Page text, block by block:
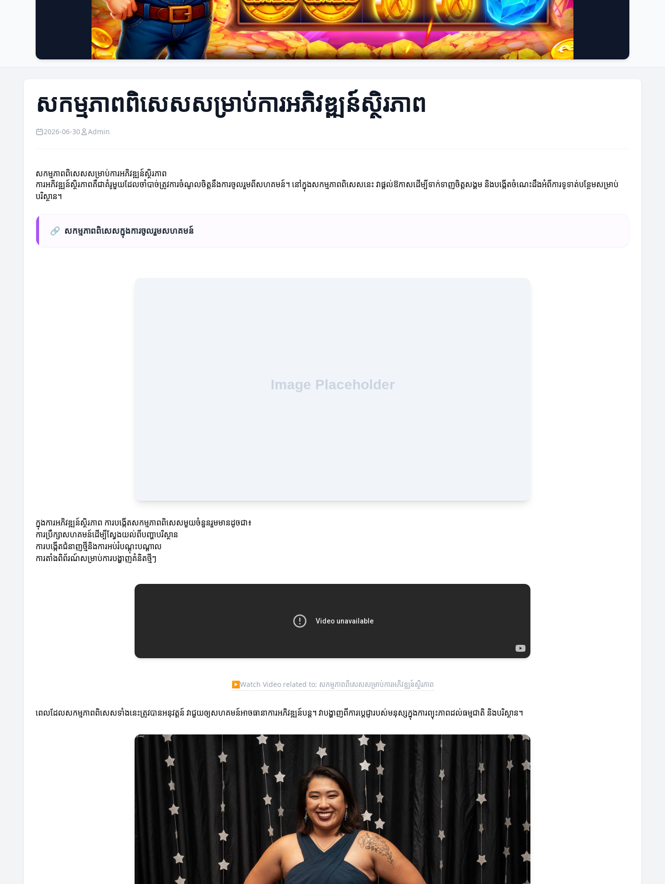
សកម្មភាពពិសេសសម្រាប់ការអភិវឌ្ឍន៍ស្ថិរភាព
2026-06-30 Admin
សកម្មភាពពិសេសសម្រាប់ការអភិវឌ្ឍន៍ស្ថិរភាព
ការអភិវឌ្ឍន៍ស្ថិរភាពគឺជាគំរូមួយដែលចាំបាច់ត្រូវការចំណូលចិត្តនឹងការចូលរួមពីសហគមន៍។ នៅក្នុងសកម្មភាពពិសេសនេះ វាផ្តល់ឱកាសដើម្បីទាក់ទាញចិត្តសង្គម និងបង្កើតចំណេះដឹងអំពីការទូទាត់បន្ថែមសម្រាប់
បរិស្ថាន។
🔗 សកម្មភាពពិសេសក្នុងការចូលរួមសហគមន៍
ក្នុងការអភិវឌ្ឍន៍ស្ថិរភាព ការបង្កើតសកម្មភាពពិសេសមួយចំនួនរួមមានដូចជា៖
ការប្រឹក្សាសហគមន៍ដើម្បីស្វែងយល់ពីបញ្ហាបរិស្ថាន
ការបង្កើតជំនាញថ្មីនិងការអប់រំបណ្តុះបណ្តាល
ការតាំងពិព័រណ៍សម្រាប់ការបង្ហាញគំនិតថ្មីៗ
▶Watch Video related to: សកម្មភាពពិសេសសម្រាប់ការអភិវឌ្ឍន៍ស្ថិរភាព
ពេលដែលសកម្មភាពពិសេសទាំងនេះត្រូវបានអនុវត្តន៍ វាជួយឲ្យសហគមន៍អាចធានាការអភិវឌ្ឍន៍បន្ដ។ វាបង្ហាញពីការប្តេជ្ញារបស់មនុស្សក្នុងការព្យុះភាពដល់ធម្មជាតិ និងបរិស្ថាន។